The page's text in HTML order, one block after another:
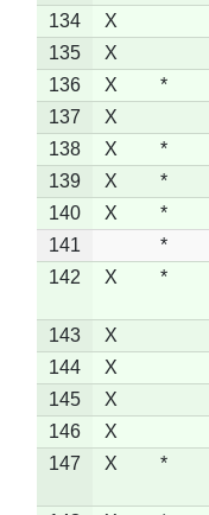
134
X
135
X
136
X *
137
X
138
X *
139
X *
140
X *
141
*
142
X *
143
X
144
X
145
X
146
X
147
X *